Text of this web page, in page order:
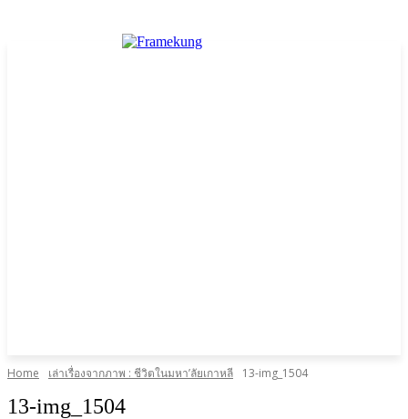
Home เล่าเรื่องจากภาพ : ชีวิตในมหา’ลัยเกาหลี 13-img_1504
13-img_1504